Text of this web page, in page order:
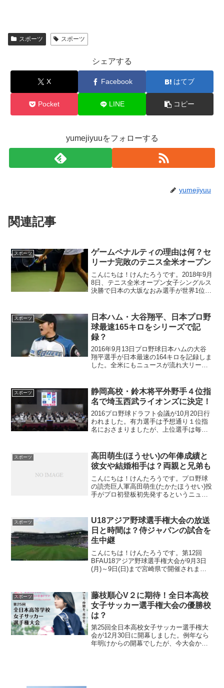
スポーツ スポーツ
シェアする
X Facebook はてブ
Pocket LINE コピー
yumejiyuuをフォローする
yumejiyuu
関連記事
スポーツ
ゲームペナルティの理由は何？セ
リーナ完敗のテニス全米オープン
こんにちは！けんたろうです。2018年9月
8日、テニス全米オープン女子シングルス
決勝で日本の大坂なおみ選手が世界1位セ
大大会初制覇の偉業を達成しました。こ
の試合で女...
スポーツ
日本ハム・大谷翔平、日本プロ野
球最速165キロをシリーズで記
録？
2016年9月13日プロ野球日本ハムの大谷
翔平選手が日本最速の164キロを記録しま
した。全米にもニュースが流れ大リーグ
二刀流スーパープレイヤーとして評価は
うなぎ登りです...
スポーツ
静岡高校・鈴木将平外野手４位指
名で埼玉西武ライオンズに決定！
2016プロ野球ドラフト会議が10月20日行
われました。有力選手は予想通り１位指
名におさまりましたが、上位選手は毎回
高校の鈴木将平選手が埼玉西武から4位指
名されました。今...
スポーツ
高田萌生(ほうせい)の年俸成績と
彼女や結婚相手は？両親と兄弟も
こんにちは！けんたろうです。プロ野球
の読売巨人軍高田萌生(たかたほうせい)投
手がプロ初登板初先発するというニュー
デビュー戦です。一昨年のドラフトでジ
ャイアンツに5位指名...
スポーツ
U18アジア野球選手権大会の放送
日と時間は？侍ジャパンの試合を
生中継
こんにちは！けんたろうです。第12回
BFAU18アジア野球選手権大会が9月3日
(月)～9日(日)まで宮崎県で開催されま
を目指します。甲子園に続いてまたまた
高校野...
スポーツ
藤枝順心V２に期待！全日本高校
女子サッカー選手権大会の優勝校
は？
第25回全日本高校女子サッカー選手権大
会が12月30日に開幕しました。例年なら
年明けからの開幕でしたが、今大会から